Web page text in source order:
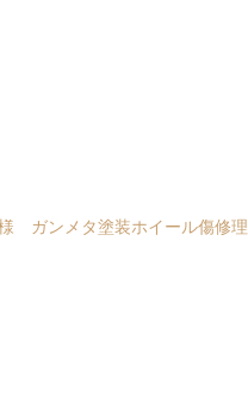
ガンメタ塗装ホイール傷修理